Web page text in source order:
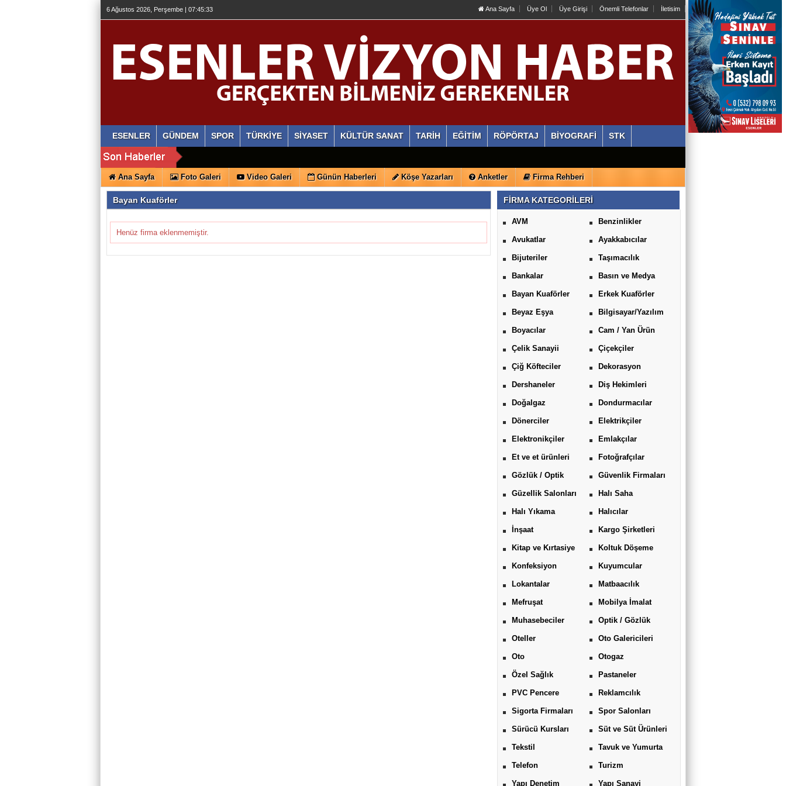
6 Ağustos 2026, Perşembe | 07:45:34 Ana Sayfa Üye Ol Üye Girişi Önemli Telefonlar İletisim
ESENLER GÜNDEM SPOR TÜRKİYE SİYASET KÜLTÜR SANAT TARİH EĞİTİM RÖPÖRTAJ BİYOGRAFİ STK
Ana Sayfa Foto Galeri Video Galeri Günün Haberleri Köşe Yazarları Anketler Firma Rehberi
Bayan Kuaförler
Henüz firma eklenmemiştir.
FİRMA KATEGORİLERİ
AVM Benzinlikler
Avukatlar Ayakkabıcılar
Bijuteriler Taşımacılık
Bankalar Basın ve Medya
Bayan Kuaförler Erkek Kuaförler
Beyaz Eşya Bilgisayar/Yazılım
Boyacılar Cam / Yan Ürün
Çelik Sanayii Çiçekçiler
Çiğ Köfteciler Dekorasyon
Dershaneler Diş Hekimleri
Doğalgaz Dondurmacılar
Dönerciler Elektrikçiler
Elektronikçiler Emlakçılar
Et ve et ürünleri Fotoğrafçılar
Gözlük / Optik Güvenlik Firmaları
Güzellik Salonları Halı Saha
Halı Yıkama Halıcılar
İnşaat Kargo Şirketleri
Kitap ve Kırtasiye Koltuk Döşeme
Konfeksiyon Kuyumcular
Lokantalar Matbaacılık
Mefruşat Mobilya İmalat
Muhasebeciler Optik / Gözlük
Oteller Oto Galericileri
Oto Otogaz
Özel Sağlık Pastaneler
PVC Pencere Reklamcılık
Sigorta Firmaları Spor Salonları
Sürücü Kursları Süt ve Süt Ürünleri
Tekstil Tavuk ve Yumurta
Telefon Turizm
Yapı Denetim Yapı Sanayi